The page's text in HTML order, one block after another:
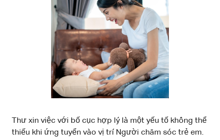
Thư xin việc với bố cục hợp lý là một yếu tố không thể
thiếu khi ứng tuyển vào vị trí Người chăm sóc trẻ em.